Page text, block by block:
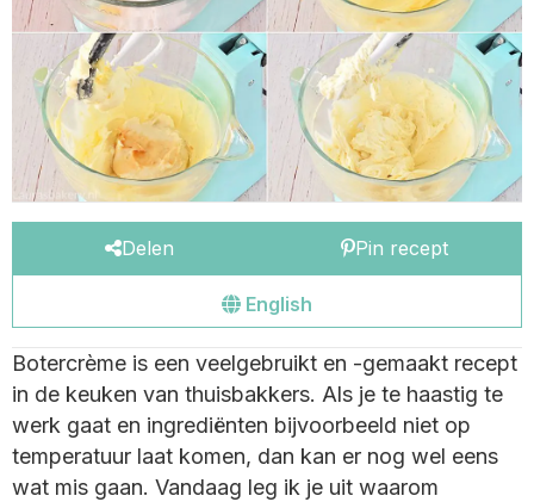
Delen Pin recept
English
the
english
site
Botercrème is een veelgebruikt en -gemaakt recept
in de keuken van thuisbakkers. Als je te haastig te
werk gaat en ingrediënten bijvoorbeeld niet op
temperatuur laat komen, dan kan er nog wel eens
wat mis gaan. Vandaag leg ik je uit waarom